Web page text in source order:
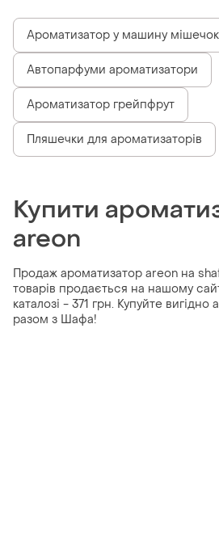
Ароматизатор у машину мішечок
Автопарфуми ароматизатори
Ароматизатор грейпфрут
Пляшечки для ароматизаторів
Купити
areon
Продаж ароматизатор areon на
товарів продається на нашому
каталозі - 371 грн. Купуйте
разом з Шафа!